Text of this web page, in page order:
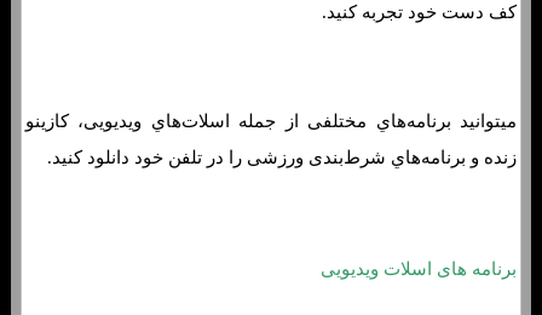
کف دست خود تجربه کنید.
میتوانید برنامه‌هاي‌ مختلفی از جمله اسلات‌هاي‌ ویدیویی، کازینو
زنده و برنامه‌هاي‌ شرط‌بندی ورزشی را در تلفن خود دانلود کنید.
برنامه های اسلات ویدیویی